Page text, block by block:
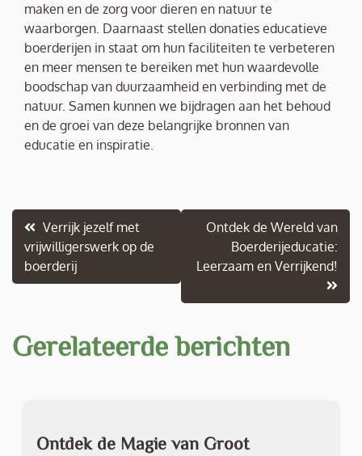
maken en de zorg voor dieren en natuur te
waarborgen. Daarnaast stellen donaties educatieve
boerderijen in staat om hun faciliteiten te verbeteren
en meer mensen te bereiken met hun waardevolle
boodschap van duurzaamheid en verbinding met de
natuur. Samen kunnen we bijdragen aan het behoud
en de groei van deze belangrijke bronnen van
educatie en inspiratie.
Berichtnavigatie
Verrijk jezelf met
vrijwilligerswerk op de
boerderij
Ontdek de Wereld van
Boerderijeducatie:
Leerzaam en Verrijkend!
Gerelateerde berichten
Ontdek de Magie van Groot